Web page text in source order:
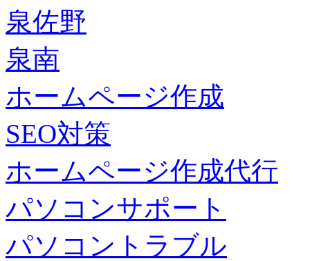
泉佐野
泉南
ホームページ作成
SEO対策
ホームページ作成代行
パソコンサポート
パソコントラブル